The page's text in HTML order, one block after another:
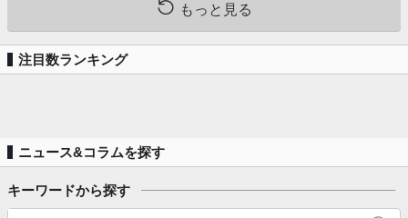
もっと見る
注目数ランキング
ニュース&コラムを探す
キーワードから探す